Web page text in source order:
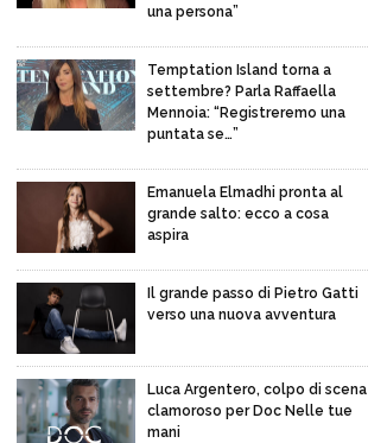
una persona”
Temptation Island torna a
settembre? Parla Raffaella
Mennoia: “Registreremo una
puntata se…”
Emanuela Elmadhi pronta al
grande salto: ecco a cosa
aspira
Il grande passo di Pietro Gatti
verso una nuova avventura
Luca Argentero, colpo di scena
clamoroso per Doc Nelle tue
mani